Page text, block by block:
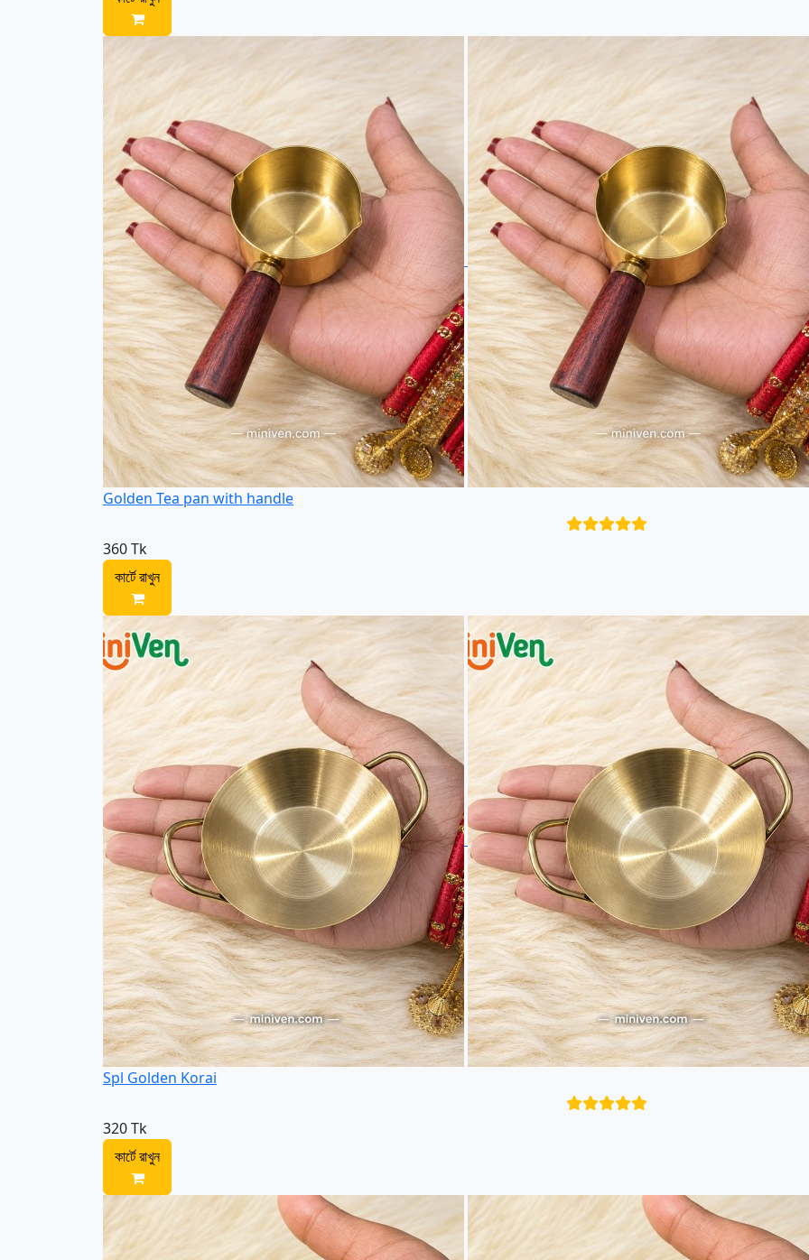
Golden Tea pan with handle
360 Tk
কার্টে রাখুন
Spl Golden Korai
320 Tk
কার্টে রাখুন